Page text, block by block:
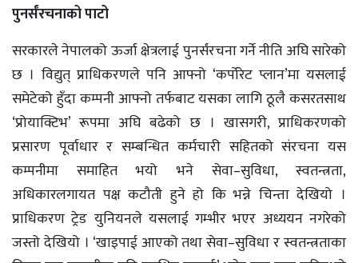
पुनर्संरचनाको पाटो
सरकारले नेपालको ऊर्जा क्षेत्रलाई पुनर्संरचना गर्ने नीति अघि सारेको
छ । विद्युत् प्राधिकरणले पनि आफ्नो ‘कर्पोरेट प्लान’मा यसलाई
समेटेको हुँदा कम्पनी आफ्नो तर्फबाट यसका लागि ठूलै कसरतसाथ
‘प्रोयाक्टिभ’ रूपमा अघि बढेको छ । खासगरी, प्राधिकरणको
प्रसारण पूर्वाधार र सम्बन्धित कर्मचारी सहितको संरचना यस
कम्पनीमा समाहित भयो भने सेवा–सुविधा, स्वतन्त्रता,
अधिकारलगायत पक्ष कटौती हुने हो कि भन्ने चिन्ता देखियो ।
प्राधिकरण ट्रेड युनियनले यसलाई गम्भीर भएर अध्ययन नगरेको
जस्तो देखियो । ‘खाइपाई आएको तथा सेवा–सुविधा र स्वतन्त्रताका